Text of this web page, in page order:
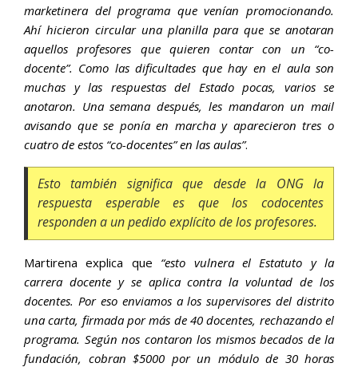
marketinera del programa que venían promocionando.
Ahí hicieron circular una planilla para que se anotaran
aquellos profesores que quieren contar con un “co-
docente”. Como las dificultades que hay en el aula son
muchas y las respuestas del Estado pocas, varios se
anotaron. Una semana después, les mandaron un mail
avisando que se ponía en marcha y aparecieron tres o
cuatro de estos “co-docentes” en las aulas”.
Esto también significa que desde la ONG la
respuesta esperable es que los codocentes
responden a un pedido explícito de los profesores.
Martirena explica que “esto vulnera el Estatuto y la
carrera docente y se aplica contra la voluntad de los
docentes. Por eso enviamos a los supervisores del distrito
una carta, firmada por más de 40 docentes, rechazando el
programa. Según nos contaron los mismos becados de la
fundación, cobran $5000 por un módulo de 30 horas